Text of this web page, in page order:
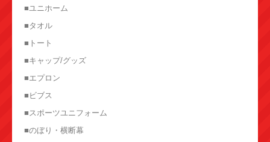
■ユニホーム
■タオル
■トート
■キャップ/グッズ
■エプロン
■ビブス
■スポーツユニフォーム
■のぼり・横断幕